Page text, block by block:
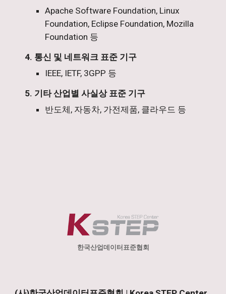
Apache Software Foundation, Linux
Foundation, Eclipse Foundation, Mozilla
Foundation 등
4. 통신 및 네트워크 표준 기구
IEEE, IETF, 3GPP 등
5. 기타 산업별 사실상 표준 기구
반도체, 자동차, 가전제품, 클라우드 등
한국산업데이터표준협회